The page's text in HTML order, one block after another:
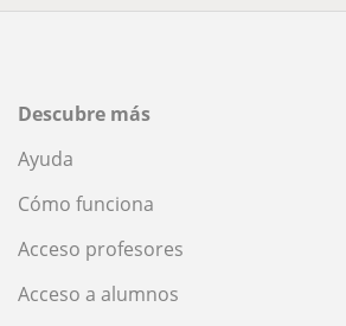
Descubre más
Ayuda
Cómo funciona
Acceso profesores
Acceso a alumnos